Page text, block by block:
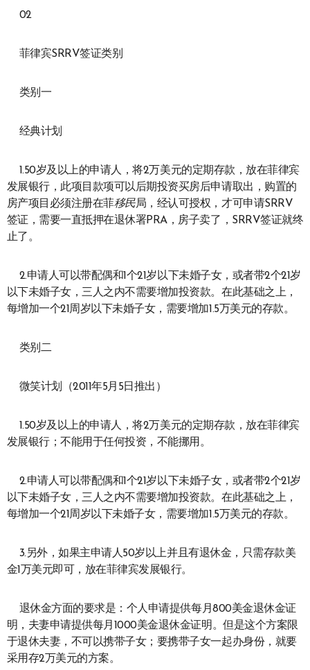
02
菲律宾SRRV签证类别
类别一
经典计划
1.50岁及以上的申请人，将2万美元的定期存款，放在菲律宾
发展银行，此项目款项可以后期投资买房后申请取出，购置的
房产项目必须注册在菲移民局，经认可授权，才可申请SRRV
签证，需要一直抵押在退休署PRA，房子卖了，SRRV签证就终
止了。
2.申请人可以带配偶和1个21岁以下未婚子女，或者带2个21岁
以下未婚子女，三人之内不需要增加投资款。在此基础之上，
每增加一个21周岁以下未婚子女，需要增加1.5万美元的存款。
类别二
微笑计划（2011年5月5日推出）
1.50岁及以上的申请人，将2万美元的定期存款，放在菲律宾
发展银行；不能用于任何投资，不能挪用。
2.申请人可以带配偶和1个21岁以下未婚子女，或者带2个21岁
以下未婚子女，三人之内不需要增加投资款。在此基础之上，
每增加一个21周岁以下未婚子女，需要增加1.5万美元的存款。
3.另外，如果主申请人50岁以上并且有退休金，只需存款美
金1万美元即可，放在菲律宾发展银行。
退休金方面的要求是：个人申请提供每月800美金退休金证
明，夫妻申请提供每月1000美金退休金证明。但是这个方案限
于退休夫妻，不可以携带子女；要携带子女一起办身份，就要
采用存2万美元的方案。